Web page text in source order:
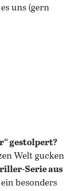
uns (gern
teilen
Mail teilen
gestolpert?
Welt gucken
Serie aus
besonders